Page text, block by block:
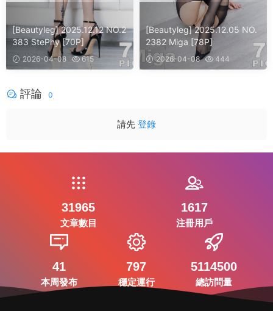
[Beautyleg] 2025.12.12 NO.2
383 StePhy [70P]
2026-04-08 615
[Beautyleg] 2025.12.05 NO.
2382 Miga [78P]
2026-04-08 444
評論 0
請先 登錄
31965
文章數目
1617
注冊用戶
41
本周發布
797
穩定運行
5114500
總訪問量